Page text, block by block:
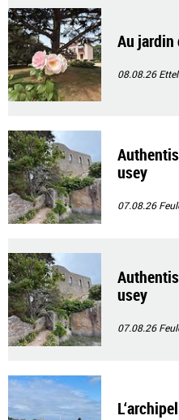
Au jardin
08.08.26
usey
07.08.26
usey
07.08.26